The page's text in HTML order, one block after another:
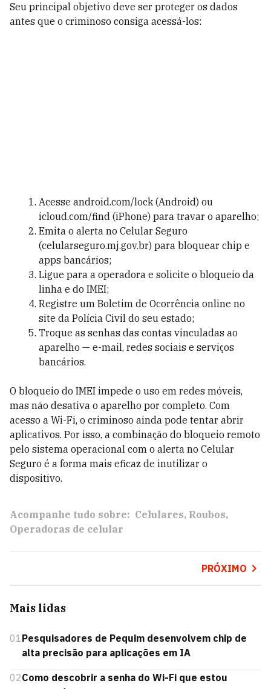
Seu principal objetivo deve ser proteger os dados
antes que o criminoso consiga acessá-los:
Acesse android.com/lock (Android) ou
icloud.com/find (iPhone) para travar o aparelho;
Emita o alerta no Celular Seguro
(celularseguro.mj.gov.br) para bloquear chip e
apps bancários;
Ligue para a operadora e solicite o bloqueio da
linha e do IMEI;
Registre um Boletim de Ocorrência online no
site da Polícia Civil do seu estado;
Troque as senhas das contas vinculadas ao
aparelho — e-mail, redes sociais e serviços
bancários.
O bloqueio do IMEI impede o uso em redes móveis,
mas não desativa o aparelho por completo. Com
acesso a Wi-Fi, o criminoso ainda pode tentar abrir
aplicativos. Por isso, a combinação do bloqueio remoto
pelo sistema operacional com o alerta no Celular
Seguro é a forma mais eficaz de inutilizar o
dispositivo.
Acompanhe tudo sobre: Celulares Roubos
Operadoras de celular
PRÓXIMO
Mais lidas
01Pesquisadores de Pequim desenvolvem chip de
alta precisão para aplicações em IA
02Como descobrir a senha do Wi-Fi que estou